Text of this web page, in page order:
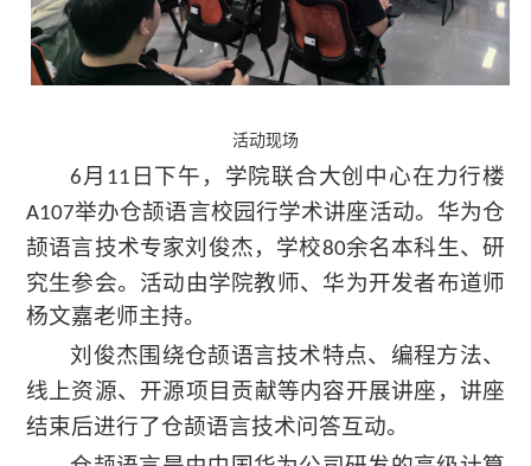
活动现场
6 月 11 日下午，学院联合大创中心在力行楼
A107举办仓颉语言校园行学术讲座活动。华为仓
颉语言技术专家刘俊杰，学校80余名本科生、研
究生参会。活动由学院教师、华为开发者布道师
杨文嘉老师主持。
刘俊杰围绕仓颉语言技术特点、编程方法、
线上资源、 开源项目贡献等内容开展讲座，讲座
结束后进行了仓颉语言技术问答互动。